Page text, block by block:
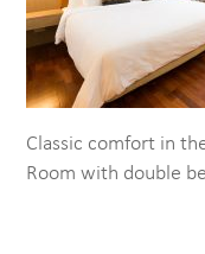
Classic comfort in
Room with double